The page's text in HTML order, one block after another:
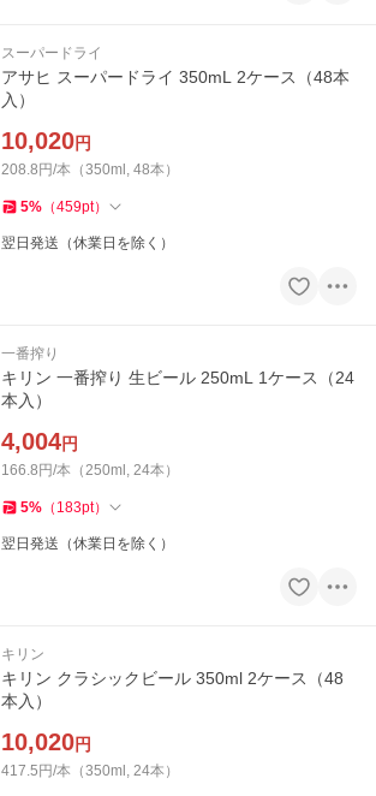
スーパードライ
アサヒ スーパードライ 350mL 2ケース（48本
入）
10,020円
208.8円/本（350ml, 48本）
5% （459pt）
翌日発送（休業日を除く）
一番搾り
キリン 一番搾り 生ビール 250mL 1ケース（24
本入）
4,004円
166.8円/本（250ml, 24本）
5% （ 183pt）
翌日発送（休業日を除く）
キリン
キリン クラシックビール 350ml 2ケース（48
本入）
10,020円
417.5円/本（350ml, 24本）